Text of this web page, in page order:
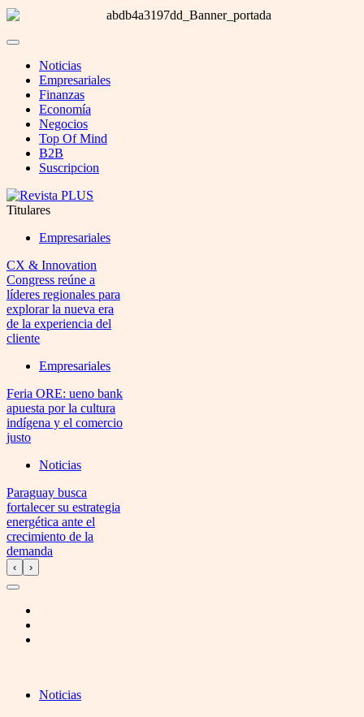
Noticias
Empresariales
Finanzas
Economía
Negocios
Top Of Mind
B2B
Suscripcion
Titulares
Empresariales
CX & Innovation
Congress reúne a
líderes regionales para
explorar la nueva era
de la experiencia del
cliente
Empresariales
Feria ORE: ueno bank
apuesta por la cultura
indígena y el comercio
justo
Noticias
Paraguay busca
fortalecer su estrategia
energética ante el
crecimiento de la
demanda
‹ ›
Noticias